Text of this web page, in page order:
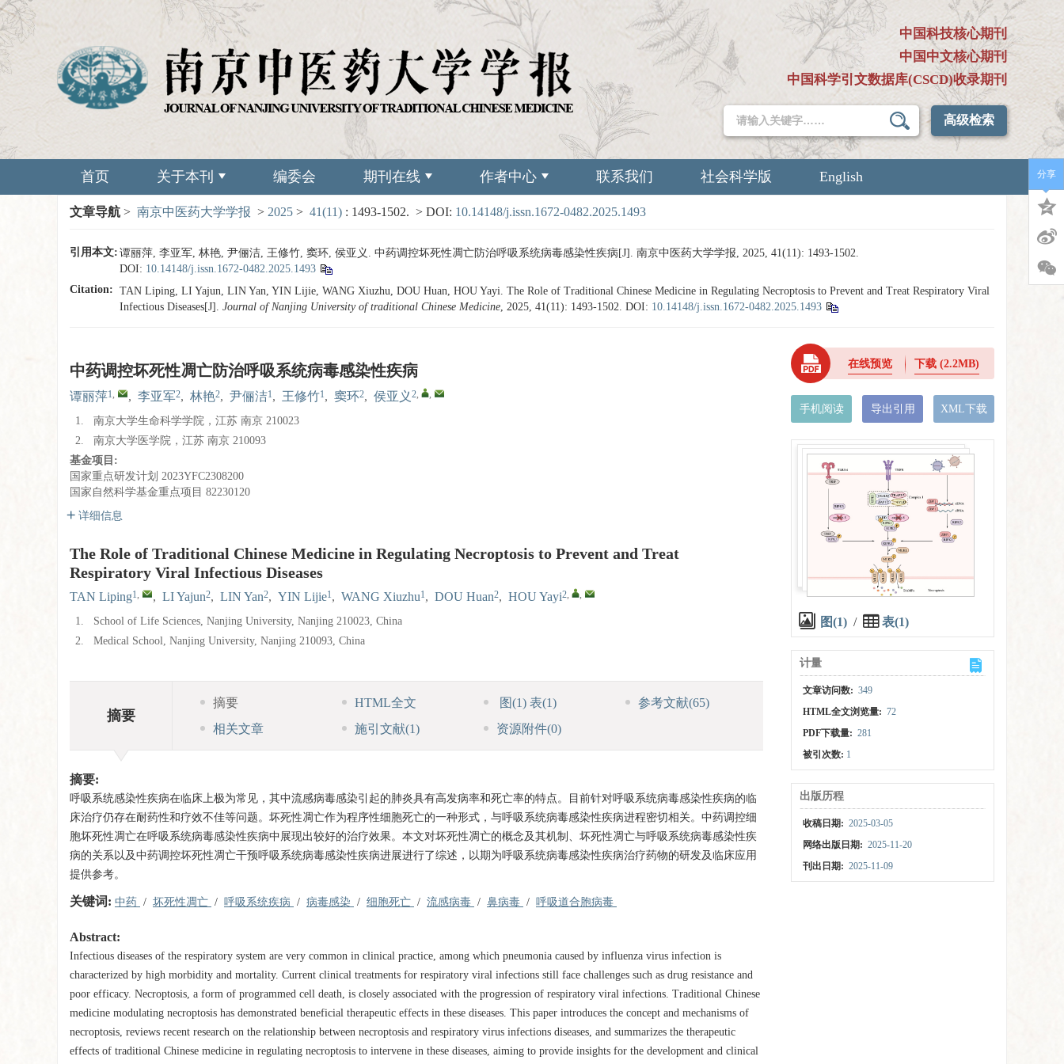
中国科技核心期刊
中国中文核心期刊
中国科学引文数据库(CSCD)收录期刊
高级检索
首页 关于本刊 编委会 期刊在线 作者中心 联系我们 社会科学版 English
文章导航 > 南京中医药大学学报 > 2025 > 41(11) : 1493-1502. > DOI: 10.14148/j.issn.1672-0482.2025.1493
引用本文: 谭丽萍, 李亚军, 林艳, 尹俪洁, 王修竹, 窦环, 侯亚义. 中药调控坏死性凋亡防治呼吸系统病毒感染性疾病[J]. 南京中医药大学学报, 2025, 41(11): 1493-1502.
DOI: 10.14148/j.issn.1672-0482.2025.1493
Citation: TAN Liping, LI Yajun, LIN Yan, YIN Lijie, WANG Xiuzhu, DOU Huan, HOU Yayi. The Role of Traditional Chinese Medicine in Regulating Necroptosis to Prevent and Treat Respiratory Viral
Infectious Diseases[J]. Journal of Nanjing University of traditional Chinese Medicine, 2025, 41(11): 1493-1502. DOI: 10.14148/j.issn.1672-0482.2025.1493
中药调控坏死性凋亡防治呼吸系统病毒感染性疾病
谭丽萍1, , 李亚军2, 林艳2, 尹俪洁1, 王修竹1, 窦环2, 侯亚义 2, ,
1.
南京大学生命科学学院，江苏 南京 210023
2.
南京大学医学院，江苏 南京 210093
基金项目:
国家重点研发计划 2023YFC2308200
国家自然科学基金重点项目 82230120
详细信息
The Role of Traditional Chinese Medicine in Regulating Necroptosis to Prevent and Treat
Respiratory Viral Infectious Diseases
TAN Liping1, , LI Yajun2, LIN Yan2, YIN Lijie1, WANG Xiuzhu1, DOU Huan2, HOU Yayi2, ,
1.
School of Life Sciences, Nanjing University, Nanjing 210023, China
2.
Medical School, Nanjing University, Nanjing 210093, China
摘要
摘要 HTML全文 图(1) 表(1) 参考文献(65)
相关文章
施引文献(1) 资源附件(0)
摘要:
呼吸系统感染性疾病在临床上极为常见，其中流感病毒感染引起的肺炎具有高发病率和死亡率的特点。目前针对呼吸系统病毒感染性疾病的临
床治疗仍存在耐药性和疗效不佳等问题。坏死性凋亡作为程序性细胞死亡的一种形式，与呼吸系统病毒感染性疾病进程密切相关。中药调控细
胞坏死性凋亡在呼吸系统病毒感染性疾病中展现出较好的治疗效果。本文对坏死性凋亡的概念及其机制、坏死性凋亡与呼吸系统病毒感染性疾
病的关系以及中药调控坏死性凋亡干预呼吸系统病毒感染性疾病进展进行了综述，以期为呼吸系统病毒感染性疾病治疗药物的研发及临床应用
提供参考。
关键词: 中药 / 坏死性凋亡 / 呼吸系统疾病 / 病毒感染 / 细胞死亡 / 流感病毒 / 鼻病毒 / 呼吸道合胞病毒
Abstract:
Infectious diseases of the respiratory system are very common in clinical practice, among which pneumonia caused by influenza virus infection is
characterized by high morbidity and mortality. Current clinical treatments for respiratory viral infections still face challenges such as drug resistance and
poor efficacy. Necroptosis, a form of programmed cell death, is closely associated with the progression of respiratory viral infections. Traditional Chinese
medicine modulating necroptosis has demonstrated beneficial therapeutic effects in these diseases. This paper introduces the concept and mechanisms of
necroptosis, reviews recent research on the relationship between necroptosis and respiratory virus infections diseases, and summarizes the therapeutic
effects of traditional Chinese medicine in regulating necroptosis to intervene in these diseases, aiming to provide insights for the development and clinical
在线预览 下载(2.2MB)
手机阅读 导出引用 XML下载
图(1) / 表(1)
计量
文章访问数: 349
HTML全文浏览量: 72
PDF下载量: 281
被引次数: 1
出版历程
收稿日期: 2025-03-05
网络出版日期: 2025-11-20
刊出日期: 2025-11-09
分享